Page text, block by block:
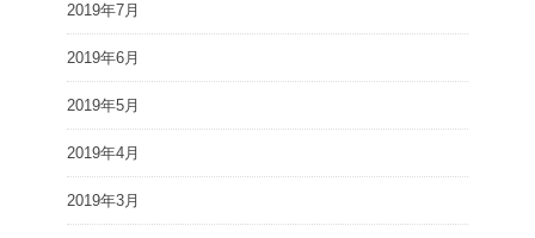
2019年7月
2019年6月
2019年5月
2019年4月
2019年3月